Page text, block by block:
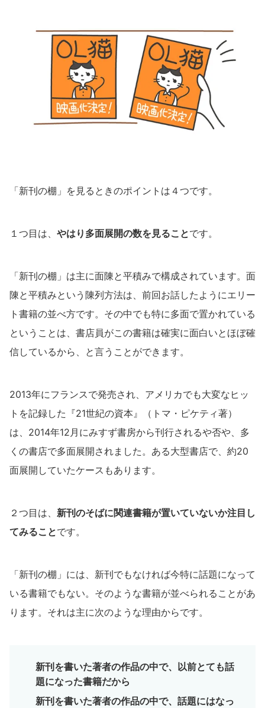
「新刊の棚」を見るときのポイントは４つです。
１つ目は、 やはり多面展開の数を見ることです。
「新刊の棚」は主に面陳と平積みで構成されています。面
陳と平積みという陳列方法は、前回お話したようにエリー
ト書籍の並べ方です。その中でも特に多面で置かれている
ということは、書店員がこの書籍は確実に面白いとほぼ確
信しているから、と言うことができます。
2013年にフランスで発売され、アメリカでも大変なヒッ
トを記録した『21世紀の資本』（トマ・ピケティ著）
は、2014年12月にみすず書房から刊行されるや否や、多
くの書店で多面展開されました。ある大型書店で、約20
面展開していたケースもあります。
２つ目は、 新刊のそばに関連書籍が置いていないか注目し
てみることです。
「新刊の棚」には、新刊でもなければ今特に話題になって
いる書籍でもない。そのような書籍が並べられることがあ
ります。それは主に次のような理由からです。
新刊を書いた著者の作品の中で、以前とても話
題になった書籍だから
新刊を書いた著者の作品の中で、話題にはなっ